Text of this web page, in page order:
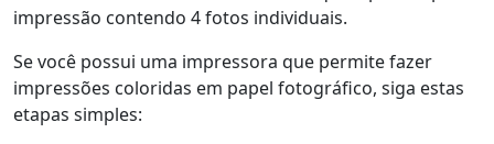
impressão contendo 4 fotos individuais.
Se você possui uma impressora que permite fazer
impressões coloridas em papel fotográfico, siga estas
etapas simples: